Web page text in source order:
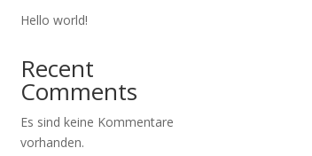
Hello world!
Recent
Comments
Es sind keine Kommentare
vorhanden.